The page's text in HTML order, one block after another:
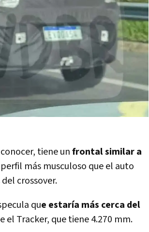
tiene unfrontal similar a
más musculoso que el auto
crossover.
que estaría más cerca del
el Tracker, que tiene 4.270 mm.